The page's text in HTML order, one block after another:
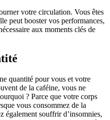
votre circulation. Vous êtes
peut booster vos performances,
aux moments clés de
quantité pour vous et votre
de la caféine, vous ne
? Parce que votre corps
vous consommez de la
également souffrir d’insomnies,